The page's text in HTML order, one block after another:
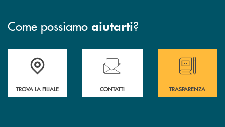
Come possiamo aiutarti?
Accedi all' elenco completo delle filiali
TROVA LA FILIALE
Hai bisogno di assistenza immediata ?
CONTATTI
Hai bisogno di
TRASPARENZA